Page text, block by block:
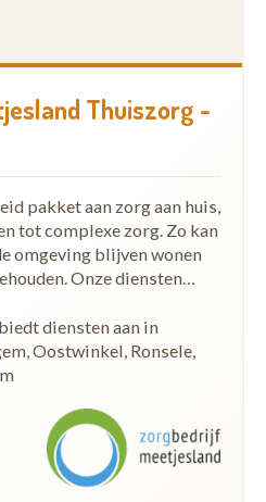
Thuiszorg -
pakket aan zorg aan huis,
tot complexe zorg. Zo kan
omgeving blijven wonen
Onze diensten…
diensten aan in
Oostwinkel, Ronsele,